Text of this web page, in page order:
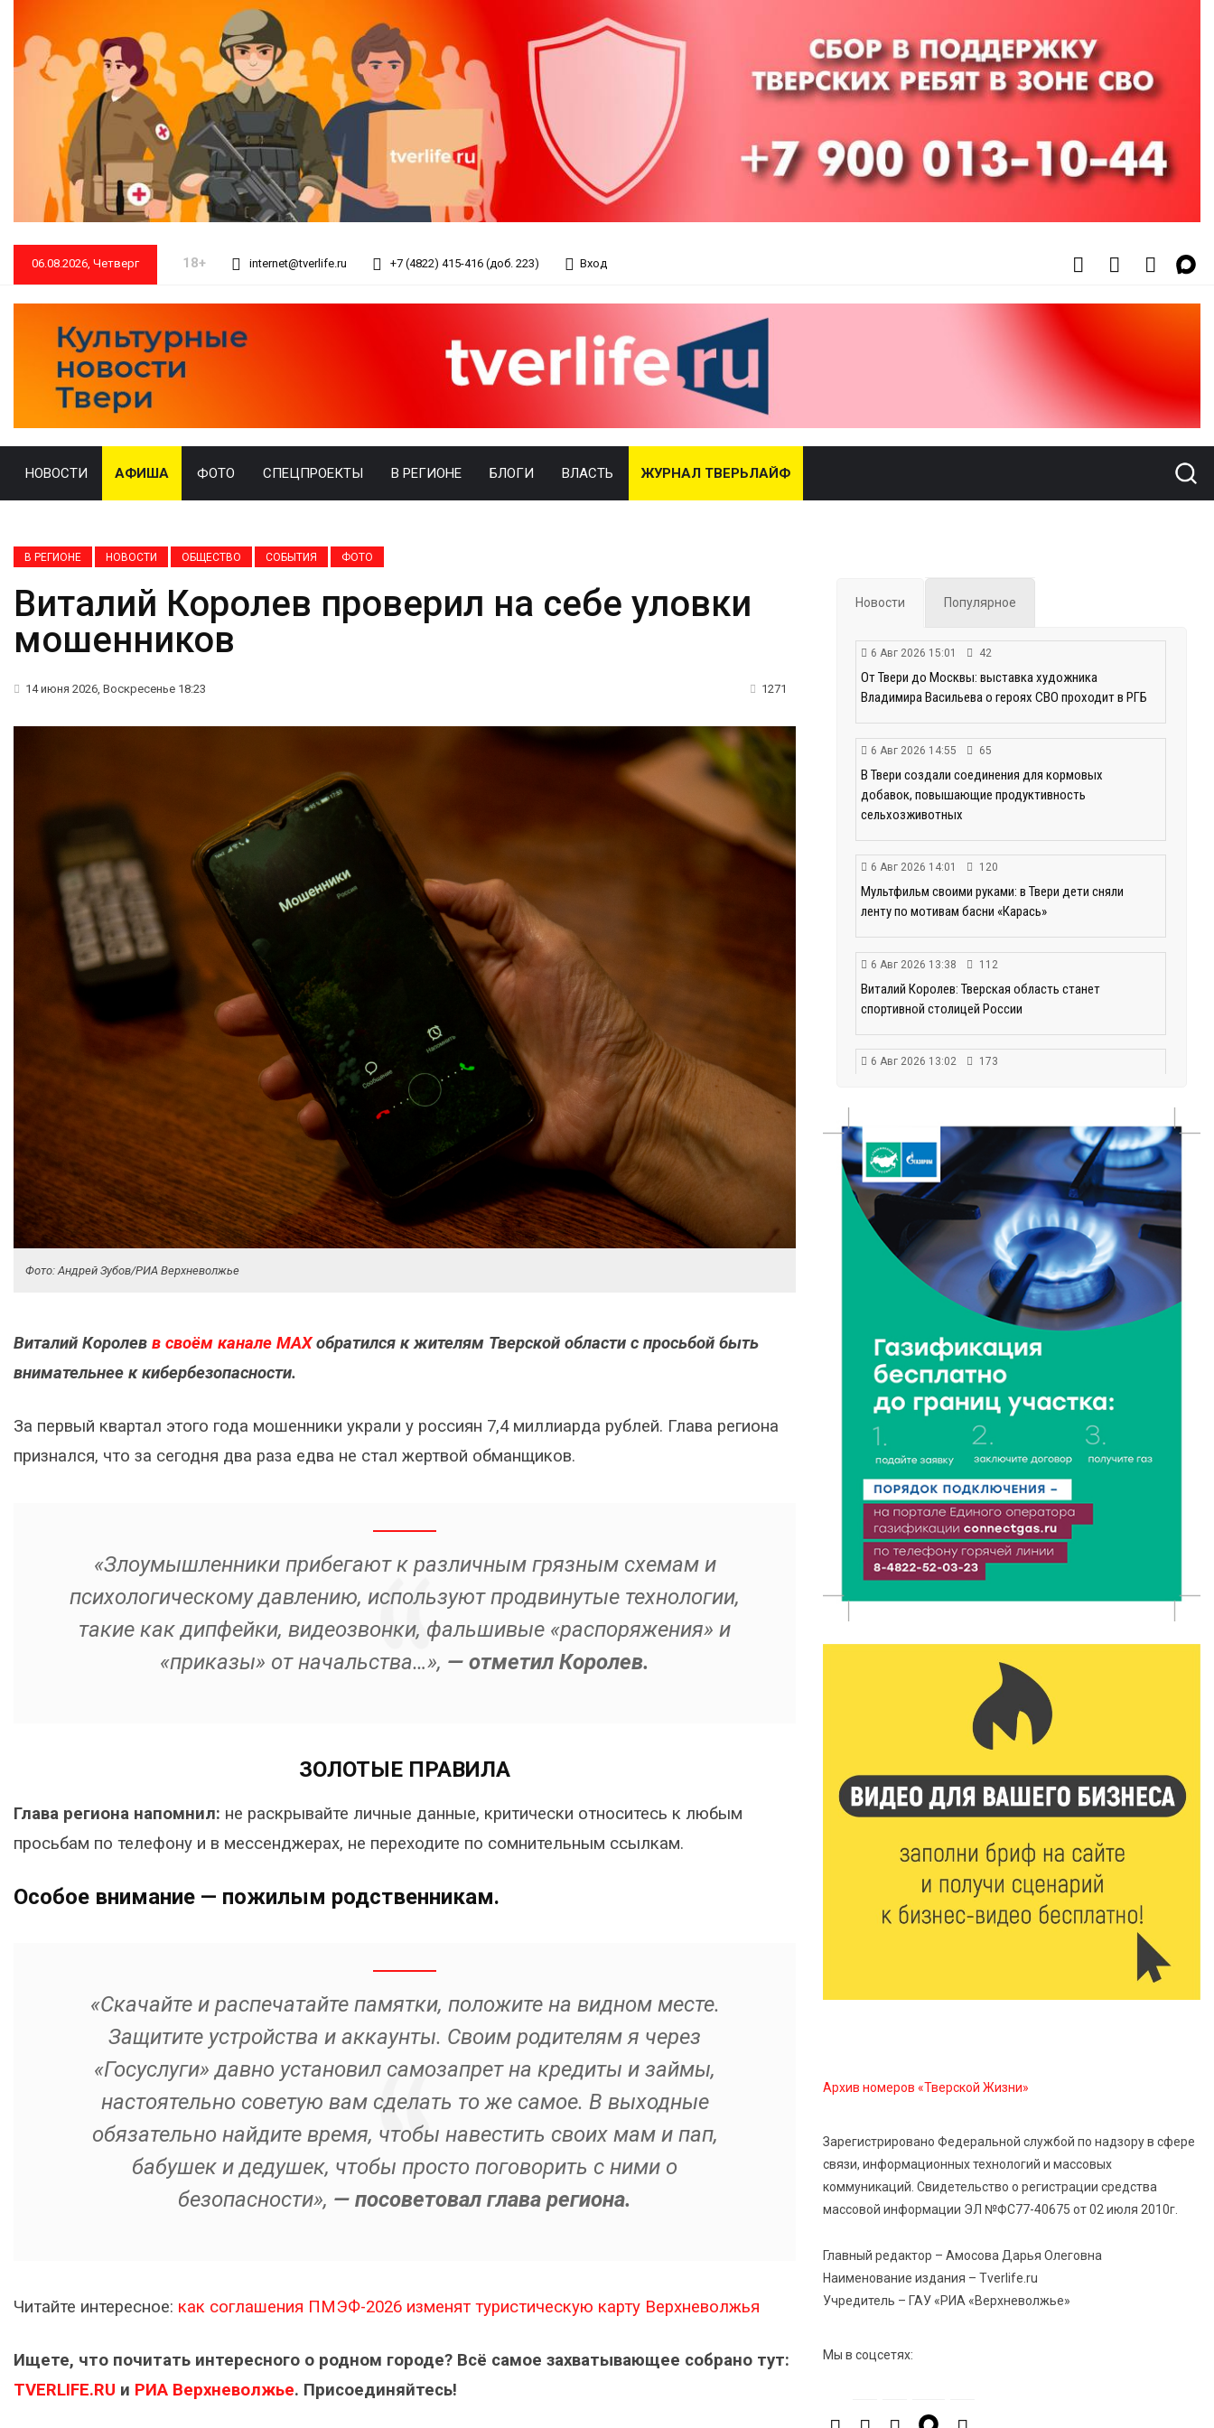
06.08.2026, Четверг 18+ internet@tverlife.ru +7 (4822) 415-416 (доб. 223) Вход
НОВОСТИ АФИША ФОТО СПЕЦПРОЕКТЫ В РЕГИОНЕ БЛОГИ ВЛАСТЬ ЖУРНАЛ ТВЕРЬЛАЙФ
В РЕГИОНЕ НОВОСТИ ОБЩЕСТВО СОБЫТИЯ ФОТО
Виталий Королев проверил на себе уловки
мошенников
14 июня 2026, Воскресенье 18:23 1271
Фото: Андрей Зубов/РИА Верхневолжье
Виталий Королев в своём канале МАХобратился к жителям Тверской области с просьбой быть
внимательнее к кибербезопасности.
За первый квартал этого года мошенники украли у россиян 7,4 миллиарда рублей. Глава региона
признался, что за сегодня два раза едва не стал жертвой обманщиков.
«Злоумышленники прибегают к различным грязным схемам и
психологическому давлению, используют продвинутые технологии,
такие как дипфейки, видеозвонки, фальшивые «распоряжения» и
«приказы» от начальства…», — отметил Королев.
ЗОЛОТЫЕ ПРАВИЛА
Глава региона напомнил: не раскрывайте личные данные, критически относитесь к любым
просьбам по телефону и в мессенджерах, не переходите по сомнительным ссылкам.
Особое внимание — пожилым родственникам.
«Скачайте и распечатайте памятки, положите на видном месте.
Защитите устройства и аккаунты. Своим родителям я через
«Госуслуги» давно установил самозапрет на кредиты и займы,
настоятельно советую вам сделать то же самое. В выходные
обязательно найдите время, чтобы навестить своих мам и пап,
бабушек и дедушек, чтобы просто поговорить с ними о
безопасности», — посоветовал глава региона.
Читайте интересное: как соглашения ПМЭФ-2026 изменят туристическую карту Верхневолжья
Ищете, что почитать интересного о родном городе? Всё самое захватывающее собрано тут:
TVERLIFE.RU и РИА Верхневолжье. Присоединяйтесь!
Новости Популярное
6 Авг 2026 15:01 42
От Твери до Москвы: выставка художника
Владимира Васильева о героях СВО проходит в РГБ
6 Авг 2026 14:55 65
В Твери создали соединения для кормовых
добавок, повышающие продуктивность
сельхозживотных
6 Авг 2026 14:01 120
Мультфильм своими руками: в Твери дети сняли
ленту по мотивам басни «Карась»
6 Авг 2026 13:38 112
Виталий Королев: Тверская область станет
спортивной столицей России
6 Авг 2026 13:02 173
6 Авг 2026 12:01
Развитие надпрофессиональных компетенций:
студенческий актив ТвГМУ посетил культурную
столицу России
6 Авг 2026 11:31 169
Уйти красиво: как жители Твери расстаются с
6 Авг 2026 11:25 191
В Твери обновили отделение гнойной хирургии
6 Авг 2026 11:01
спасателей жителям Тверской области
6 Авг 2026 10:01 133
Спорт, энергия и мастер-классы: в Твери прошла
6 Авг 2026 09:01 159
От хип-хопа до латины: как провести вечер 6
августа с пользой и драйвом
163
дождь: что ждёт жителей Тверской области
сегодня
6 Авг 2026 08:10 229
В Твери открываются две масштабные выставки
известных художников
Госавтоинспекции
«Тотального диктанта»
5 Авг 2026 21:02 394
От детских площадок до спортивных арен: в
Калининском округе подвели итоги программы
поддержки местных инициатив
5 Авг 2026 20:02
Большая гонка на Волге: 8 августа Калязин станет
центром всероссийского велоспорта
5 Авг 2026 19:02
Архив номеров «Тверской Жизни»
Зарегистрировано Федеральной службой по надзору в сфере
связи, информационных технологий и массовых
коммуникаций. Свидетельство о регистрации средства
массовой информации ЭЛ №ФС77-40675 от 02 июля 2010г.
Главный редактор – Амосова Дарья Олеговна
Наименование издания – Tverlife.ru
Учредитель – ГАУ «РИА «Верхневолжье»
Мы в соцсетях: